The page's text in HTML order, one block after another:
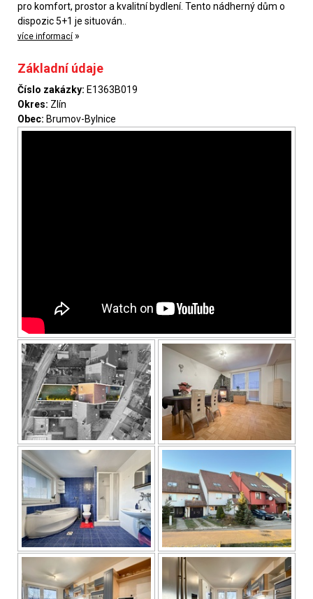
pro komfort, prostor a kvalitní bydlení. Tento nádherný dům o
dispozic 5+1 je situován..
více informací »
Základní údaje
Číslo zakázky: E1363B019
Okres: Zlín
Obec: Brumov-Bylnice